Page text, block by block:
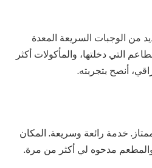
من الوجبات السريعة المعدة
التي دخلتها، والمأكولات أكثر
أنصح بتجربته.
خدمة رائعة وسريعة. المكان
والمطعم مدحوه لي أكثر من مرة.